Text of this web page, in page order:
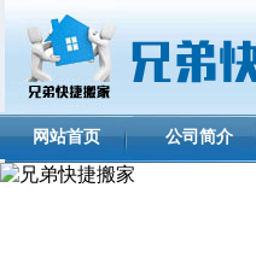
网站首页 公司简介